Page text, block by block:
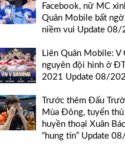
Facebook, nữ MC
Quân Mobile bất
niềm vui Update 08/
Liên Quân Mobile: V
nguyên đội hình ở
2021 Update 08/
Trước thêm Đấu
Mùa Đông, tuyển
huyền thoại Xuân
“hung tin” Update